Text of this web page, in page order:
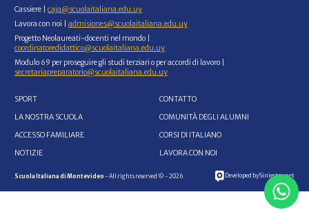
Cassiere | caja@scuolaitaliana.edu.uy
Lavora con noi | admisiones@scuolaitaliana.edu.uy
Progetto Neolaureati-docenti nel mondo |
coordinatoredidattico@scuolaitaliana.edu.uy
Modulo 69 per proseguire gli studi terziari o per accordi di lavoro |
secretariapreparatorio@scuolaitaliana.edu.uy
SPORT
LA NOSTRA SCUOLA
ACCESSO FAMILIARE
NOTIZIE
CONTATTO
COMUNITÀ DEGLI ALUMNI
CORSI DI ITALIANO
LAVORA CON NOI
Scuola Italiana di Montevideo - All rights reserved © - 2026 Developed by Siniestro.net